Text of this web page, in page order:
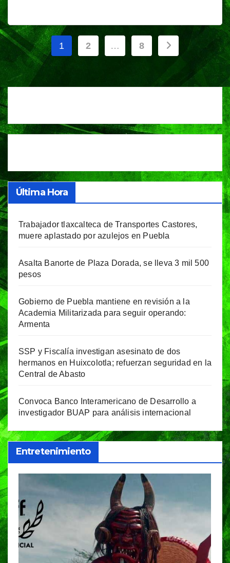
Paginación
entradas
1 2 … 8
Última Hora
Trabajador tlaxcalteca de Transportes Castores,
muere aplastado por azulejos en Puebla
Asalta Banorte de Plaza Dorada, se lleva 3 mil 500
pesos
Gobierno de Puebla mantiene en revisión a la
Academia Militarizada para seguir operando:
Armenta
SSP y Fiscalía investigan asesinato de dos
hermanos en Huixcolotla; refuerzan seguridad en la
Central de Abasto
Convoca Banco Interamericano de Desarrollo a
investigador BUAP para análisis internacional
Entretenimiento